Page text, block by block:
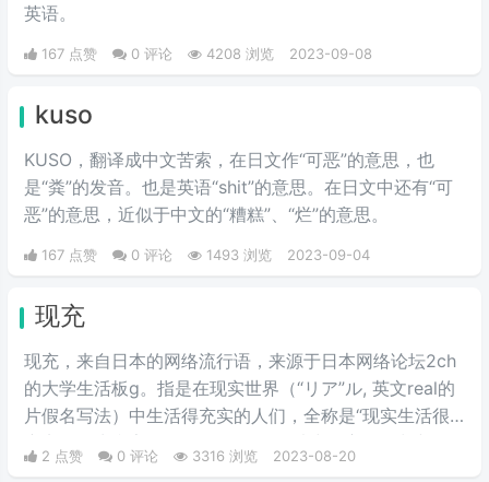
英语。
167 点赞 0 评论 4208 浏览 2023-09-08
kuso
KUSO，翻译成中文苦索，在日文作“可恶”的意思，也
是“粪”的发音。也是英语“shit”的意思。在日文中还有“可
恶”的意思，近似于中文的“糟糕”、“烂”的意思。
167 点赞 0 评论 1493 浏览 2023-09-04
现充
现充，来自日本的网络流行语，来源于日本网络论坛2ch
的大学生活板g。​指是在现实世界（“リア”ル, 英文real的
片假名写法）中生活得充实的人们，全称是“现实生活很
充实的人生赢家”。但是在如今的用法中，主要的判断依
据是一个人是否有男/女朋友。是许多人渴望达到的人生
2 点赞 0 评论 3316 浏览 2023-08-20